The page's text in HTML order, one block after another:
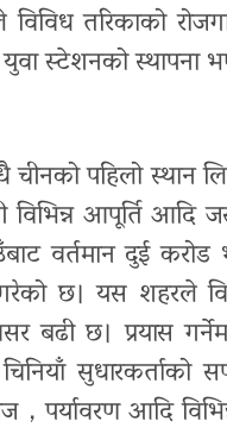
तरिकाको
स्टेशनको स्थापना
पहिलो स्थान
विभिन्न आपूर्ति
वर्तमान दुई
छ। यस शहरले
बढी छ। प्रयास
सुधारकर्ताको
आदि